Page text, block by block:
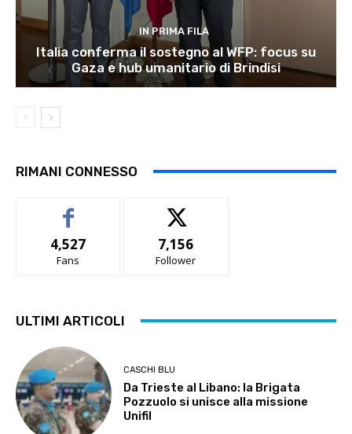
IN PRIMA FILA
Italia conferma il sostegno al WFP: focus su
Gaza e hub umanitario di Brindisi
RIMANI CONNESSO
4,527
Fans
7,156
Follower
ULTIMI ARTICOLI
CASCHI BLU
Da Trieste al Libano: la Brigata
Pozzuolo si unisce alla missione
Unifil